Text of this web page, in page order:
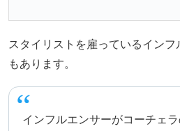
スタイリストを雇っているイン
もあります。
インフルエンサーがコーチェ